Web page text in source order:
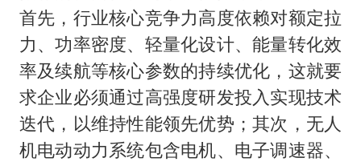
首先，行业核心竞争力高度依赖对额定拉
力、功率密度、轻量化设计、能量转化效
率及续航等核心参数的持续优化，这就要
求企业必须通过高强度研发投入实现技术
迭代，以维持性能领先优势；其次，无人
机电动动力系统包含电机、电子调速器、